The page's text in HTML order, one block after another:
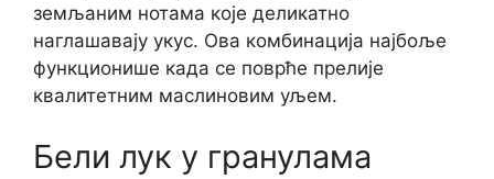
земљаним нотама које деликатно
наглашавају укус. Ова комбинација најбоље
функционише када се поврће прелије
квалитетним маслиновим уљем.
Бели лук у гранулама